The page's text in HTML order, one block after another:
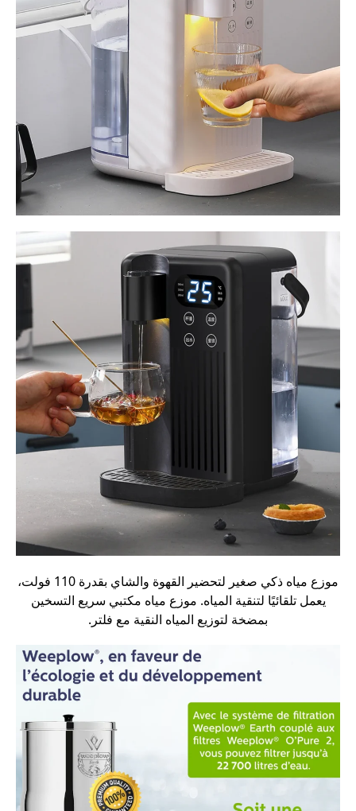
موزع مياه ذكي صغير لتحضير القهوة والشاي بقدرة 110 فولت،
يعمل تلقائيًا لتنقية المياه. موزع مياه مكتبي سريع التسخين
بمضخة لتوزيع المياه النقية مع فلتر.